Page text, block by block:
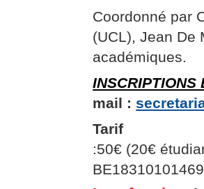
Coordonné par
(UCL), Jean De
académiques.
INSCRIPTIONS
mail :
Tarif
:50€ (20€